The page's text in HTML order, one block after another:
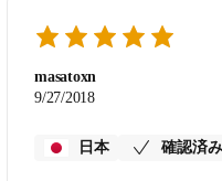
思っていたよりも短く
購入したBT5511は調節
ます。おすすめです。
masatoxn
9/27/2018
日本 確認済